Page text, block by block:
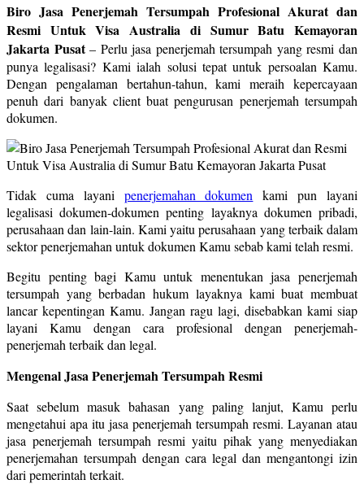
Biro Jasa Penerjemah Tersumpah Profesional Akurat dan
Resmi Untuk Visa Australia di Sumur Batu Kemayoran
Jakarta Pusat– Perlu jasa penerjemah tersumpah yang resmi dan
punya legalisasi? Kami ialah solusi tepat untuk persoalan Kamu.
Dengan pengalaman bertahun-tahun, kami meraih kepercayaan
penuh dari banyak client buat pengurusan penerjemah tersumpah
dokumen.
Tidak cuma layani penerjemahan dokumen kami pun layani
legalisasi dokumen-dokumen penting layaknya dokumen pribadi,
perusahaan dan lain-lain. Kami yaitu perusahaan yang terbaik dalam
sektor penerjemahan untuk dokumen Kamu sebab kami telah resmi.
Begitu penting bagi Kamu untuk menentukan jasa penerjemah
tersumpah yang berbadan hukum layaknya kami buat membuat
lancar kepentingan Kamu. Jangan ragu lagi, disebabkan kami siap
layani Kamu dengan cara profesional dengan penerjemah-
penerjemah terbaik dan legal.
Mengenal Jasa Penerjemah Tersumpah Resmi
Saat sebelum masuk bahasan yang paling lanjut, Kamu perlu
mengetahui apa itu jasa penerjemah tersumpah resmi. Layanan atau
jasa penerjemah tersumpah resmi yaitu pihak yang menyediakan
penerjemahan tersumpah dengan cara legal dan mengantongi izin
dari pemerintah terkait.